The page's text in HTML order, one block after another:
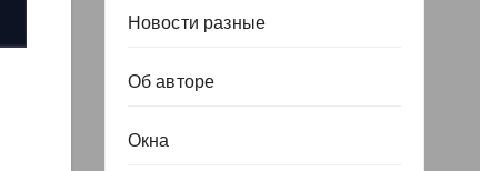
Новости разные
Об авторе
Окна